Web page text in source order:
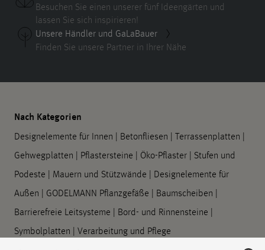
Besuchen Sie einen unserer fünf Ideengärten und
lassen Sie sich inspirieren!
Unsere Händler und GaLaBauer
Finden Sie unsere Partner in Ihrer Nähe
Nach Kategorien
Designelemente für Innen | Betonfliesen | Terrassenplatten |
Gehwegplatten | Pflastersteine | Öko-Pflaster | Stufen und
Podeste | Mauern und Stützwände | Designelemente für
Außen | GODELMANN Pflanzgefäße | Baumscheiben |
Barrierefreie Leitsysteme | Bord- und Rinnensteine |
Symbolplatten | Verarbeitung und Pflege